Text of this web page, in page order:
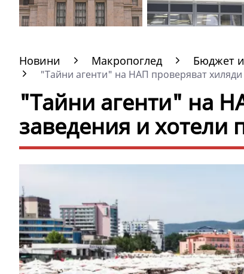
Новини Макропоглед Бюджет
"Тайни агенти" на НАП проверяват хиляди
"Тайни агенти" на
заведения и хотели